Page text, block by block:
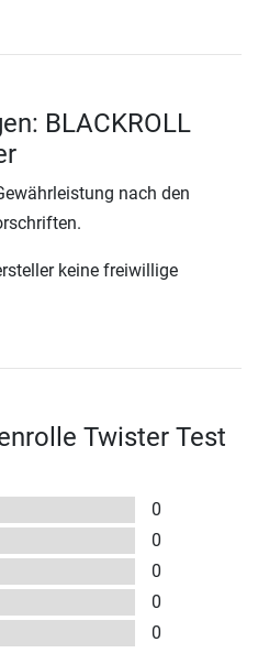
BLACKROLL
nach den
keine freiwillige
Twister Test
0
0
0
0
0